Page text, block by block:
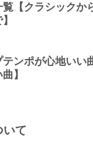
【クラシックか
テンポが心地いい
】
いて